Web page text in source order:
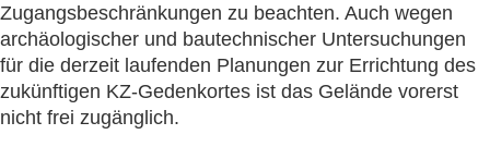
Zugangsbeschränkungen zu beachten. Auch wegen
archäologischer und bautechnischer Untersuchungen
für die derzeit laufenden Planungen zur Errichtung des
zukünftigen KZ-Gedenkortes ist das Gelände vorerst
nicht frei zugänglich.